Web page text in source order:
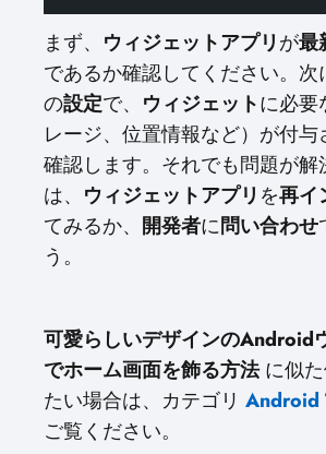
まず、 ウィジェットアプリが最
であるか確認してください。次
の設定で、 ウィジェットに必要
レージ、位置情報など）が付
確認します。それでも問題が解
は、 ウィジェットアプリ を再イ
てみるか、 開発者に問い合わせ
う。
可愛らしいデザインのAndroid
でホーム画面を飾る方法に似た
たい場合は、カテゴリ Android
ご覧ください。